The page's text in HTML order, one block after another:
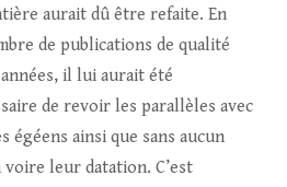
aurait dû être refaite. En
de publications de qualité
il lui aurait été
de revoir les parallèles avec
égéens ainsi que sans aucun
leur datation. C’est